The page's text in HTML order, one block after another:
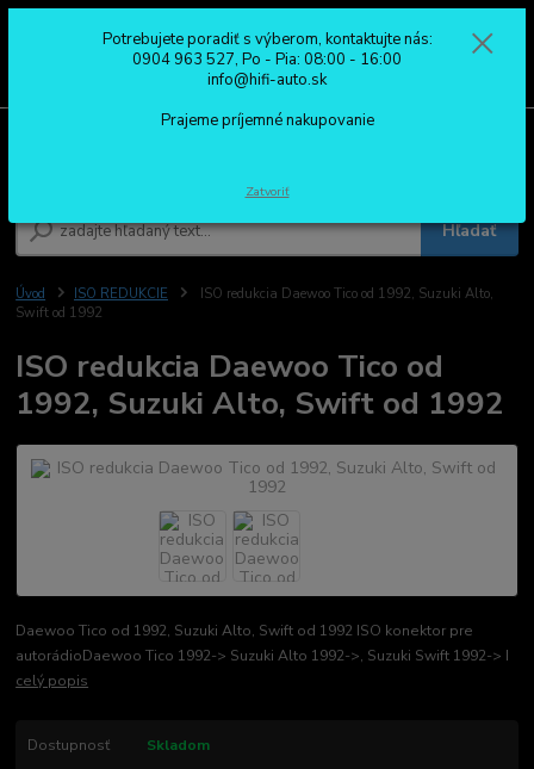
Hľadať
0904 963 527
Po - Pia: 08:00 - 16:00
Úvod ISO REDUKCIE
ISO redukcia Daewoo Tico od 1992, Suzuki Alto,
Swift od 1992
ISO redukcia Daewoo Tico od
1992, Suzuki Alto, Swift od 1992
Daewoo Tico od 1992, Suzuki Alto, Swift od 1992 ISO konektor pre
autorádioDaewoo Tico 1992-> Suzuki Alto 1992->, Suzuki Swift 1992-> I
celý popis
Dostupnosť Skladom
Potrebujete poradiť s výberom, kontaktujte nás:
0904 963 527, Po - Pia: 08:00 - 16:00
info@hifi-auto.sk
Prajeme príjemné nakupovanie
Zatvoriť